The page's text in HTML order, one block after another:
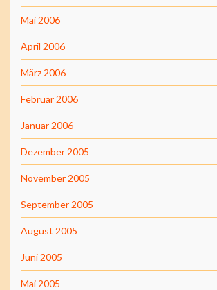
Mai 2006
April 2006
März 2006
Februar 2006
Januar 2006
Dezember 2005
November 2005
September 2005
August 2005
Juni 2005
Mai 2005